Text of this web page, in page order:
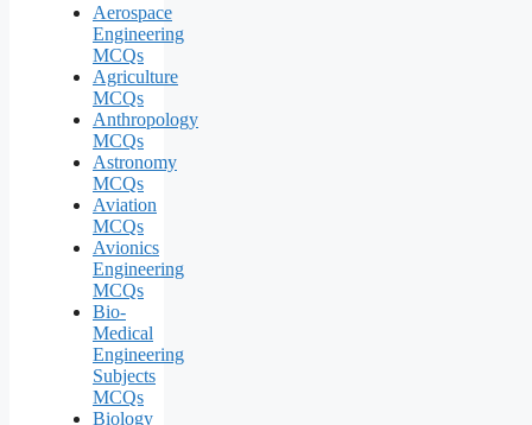
Aerospace
Engineering
MCQs
Agriculture
MCQs
Anthropology
MCQs
Astronomy
MCQs
Aviation
MCQs
Avionics
Engineering
MCQs
Bio-
Medical
Engineering
Subjects
MCQs
Biology